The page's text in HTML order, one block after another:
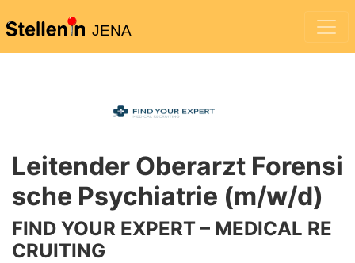
JENA
Leitender Oberarzt Forensi
sche Psychiatrie (m/w/d)
FIND YOUR EXPERT – MEDICAL RE
CRUITING